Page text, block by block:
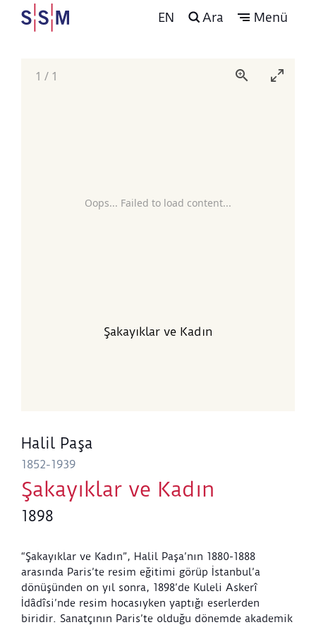
EN Ara Menü
Oops... Failed to load content...
1 / 1
Şakayıklar ve Kadın
Halil Paşa
1852-1939
Şakayıklar ve Kadın
1898
“Şakayıklar ve Kadın”, Halil Paşa’nın 1880-1888
arasında Paris’te resim eğitimi görüp İstanbul’a
dönüşünden on yıl sonra, 1898’de Kuleli Askerî
İdâdîsi’nde resim hocasıyken yaptığı eserlerden
biridir. Sanatçının Paris’te olduğu dönemde akademik